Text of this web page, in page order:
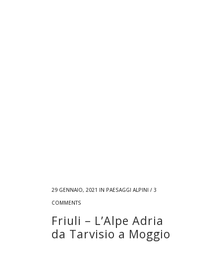
29 GENNAIO, 2021 IN PAESAGGI ALPINI / 3
COMMENTS
Friuli – L’Alpe Adria
da Tarvisio a Moggio